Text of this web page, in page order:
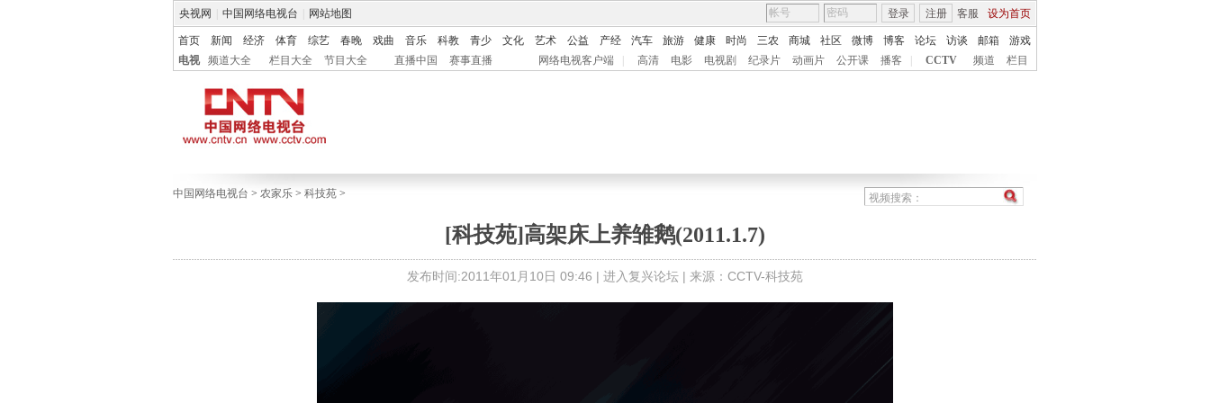
央视网 中国网络电视台 网站地图 客服 设为首页
登录 注册
首页 新闻 经济 体育 综艺 春晚 戏曲 音乐 科教 青少 文化 艺术 公益 产经 汽车 旅游 健康 时尚 三农 商城 社区 微博 博客 论坛 访谈 邮箱
游戏
电视
频道大全 栏目大全 节目大全 直播中国 赛事直播 网络电视客户端 高清 电影 电视剧 纪录片 动画片 公开课 播客 CCTV 频道 栏目
中国网络电视台 > 农家乐 > 科技苑 >
[科技苑]高架床上养雏鹅(2011.1.7)
发布时间:2011年01月10日 09:46 | 进入复兴论坛 | 来源：CCTV-科技苑